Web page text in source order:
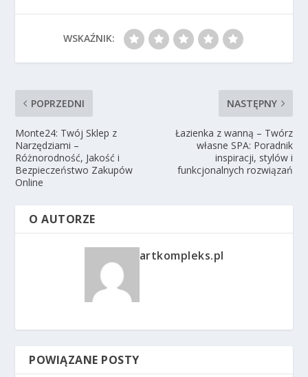
WSKAŹNIK:
POPRZEDNI
Monte24: Twój Sklep z
Narzędziami –
Różnorodność, Jakość i
Bezpieczeństwo Zakupów
Online
NASTĘPNY
Łazienka z wanną – Twórz
własne SPA: Poradnik
inspiracji, stylów i
funkcjonalnych rozwiązań
O AUTORZE
artkompleks.pl
POWIĄZANE POSTY